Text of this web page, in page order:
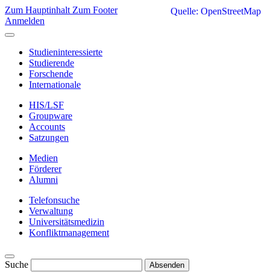
Zum Hauptinhalt Zum Footer
Anmelden
Studieninteressierte
Studierende
Forschende
Internationale
HIS/LSF
Groupware
Accounts
Satzungen
Medien
Förderer
Alumni
Telefonsuche
Verwaltung
Universitätsmedizin
Konfliktmanagement
Suche Absenden
Quelle: OpenStreetMap